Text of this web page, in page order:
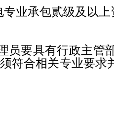
业承包贰级及以上
要具有行政主管
符合相关专业要